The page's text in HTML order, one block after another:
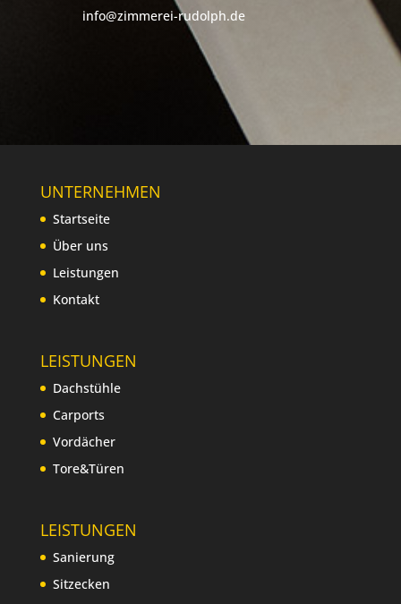
info@zimmerei-rudolph.de
UNTERNEHMEN
Startseite
Über uns
Leistungen
Kontakt
LEISTUNGEN
Dachstühle
Carports
Vordächer
Tore&Türen
LEISTUNGEN
Sanierung
Sitzecken